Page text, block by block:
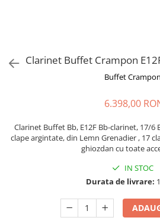
Microfoane de broadcast
Microfoane de instrumente
Microfoane de masurare si
Microfoane de studio
Microfoane de Suprafata
Microfoane de voce si live
Microfoane lavaliera si headset
Microfoane podcast, USB, iOS /
Microfoane pt Camere Video
Clarinet Buffet Crampon
Buffet Crampon
6.398,00
Clarinet Buffet Bb, E12F Bb-clarinet, 17/
clape argintate, din Lemn Grenadier , 17
ghiozdan cu toate
IN STOC
Durata de livrare: